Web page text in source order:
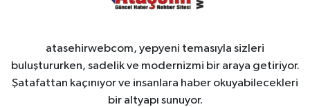
atasehirwebcom, yepyeni temasıyla sizleri
buluştururken, sadelik ve modernizmi bir araya getiriyor.
Şatafattan kaçınıyor ve insanlara haber okuyabilecekleri
bir altyapı sunuyor.